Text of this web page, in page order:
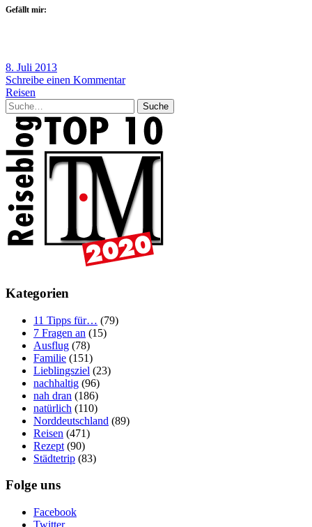
Gefällt mir:
8. Juli 2013
Schreibe einen Kommentar
Reisen
Suche
Kategorien
11 Tipps für… (79)
7 Fragen an (15)
Ausflug (78)
Familie (151)
Lieblingsziel (23)
nachhaltig (96)
nah dran (186)
natürlich (110)
Norddeutschland (89)
Reisen (471)
Rezept (90)
Städtetrip (83)
Folge uns
Facebook
Twitter